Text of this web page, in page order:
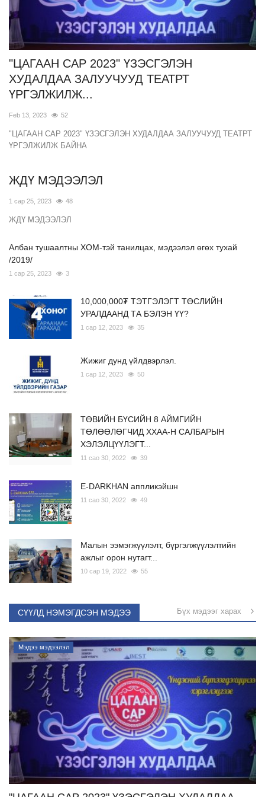
"ЦАГААН САР 2023" ҮЗЭСГЭЛЭН
ХУДАЛДАА ЗАЛУУЧУУД ТЕАТРТ
ҮРГЭЛЖИЛЖ...
Feb 13, 2023 52
"ЦАГААН САР 2023" ҮЗЭСГЭЛЭН ХУДАЛДАА ЗАЛУУЧУУД ТЕАТРТ
ҮРГЭЛЖИЛЖ БАЙНА
ЖДҮ МЭДЭЭЛЭЛ
1 сар 25, 2023 48
ЖДҮ МЭДЭЭЛЭЛ
Албан тушаалтны ХОМ-тэй танилцах, мэдээлэл өгөх тухай
/2019/
1 сар 25, 2023 3
10,000,000₮ ТЭТГЭЛЭГТ ТӨСЛИЙН
УРАЛДААНД ТА БЭЛЭН ҮҮ?
1 сар 12, 2023 35
Жижиг дунд үйлдвэрлэл.
1 сар 12, 2023 50
ТӨВИЙН БҮСИЙН 8 АЙМГИЙН
ТӨЛӨӨЛӨГЧИД ХХАА-Н САЛБАРЫН
ХЭЛЭЛЦҮҮЛЭГТ...
11 сао 30, 2022 39
E-DARKHAN аппликэйшн
11 сао 30, 2022 49
Малын ээмэгжүүлэлт, бүргэлжүүлэлтийн
ажлыг орон нутагт...
10 сар 19, 2022 55
СҮҮЛД НЭМЭГДСЭН МЭДЭЭ Бүх мэдээг харах
Мэдээ мэдээлэл